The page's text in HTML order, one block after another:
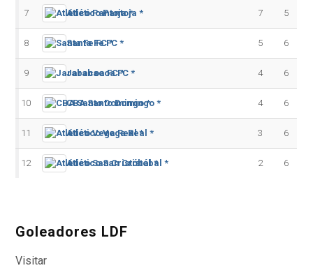
7 Atlético Pantoja * 7 5
8 Santa Fe FC * 5 6
9 Jarabacoa FC * 4 6
10 CBA Santo Domingo * 4 6
11 Atlético Vega Real * 3 6
12 Atlético San Cristóbal * 2 6
Goleadores LDF
Visitar